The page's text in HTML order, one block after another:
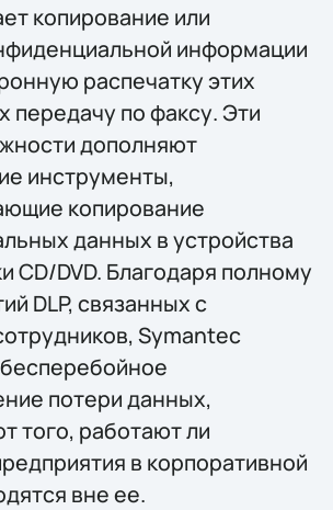
копирование или
информации
распечатку этих
передачу по факсу. Эти
дополняют
инструменты,
копирование
данных в устройства
CD/DVD. Благодаря полному
DLP, связанных с
Symantec
потери данных,
того, работают ли
в корпоративной
вне ее.